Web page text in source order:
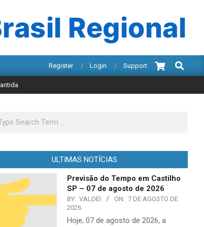
Regional
Register Login Support
Search
ULTIMAS NOTÍCIAS
Previsão do Tempo em Castilho
SP – 07 de agosto de 2026
BY: VALDEI ON: 7 DE AGOSTO DE
2026
Hoje, 07 de agosto de 2026, a